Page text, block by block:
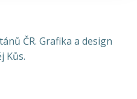
ČR. Grafika a design
Kůs.